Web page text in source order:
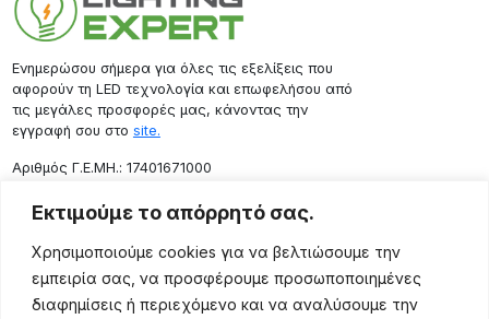
Εκτιμούμε το απόρρητό σας.
Χρησιμοποιούμε cookies για να βελτιώσουμε την
εμπειρία σας, να προσφέρουμε προσωποποιημένες
διαφημίσεις ή περιεχόμενο και να αναλύσουμε την
Ενημερώσου σήμερα για όλες τις εξελίξεις που
αφορούν τη LED τεχνολογία και επωφελήσου από
τις μεγάλες προσφορές μας, κάνοντας την
εγγραφή σου στο site.
Aριθμός Γ.Ε.ΜΗ.: 17401671000
Επικοινωνία
Ρόδου 133, Αθήνα 10443
(+30) 211 725 5427
sales@lightingexpert.gr